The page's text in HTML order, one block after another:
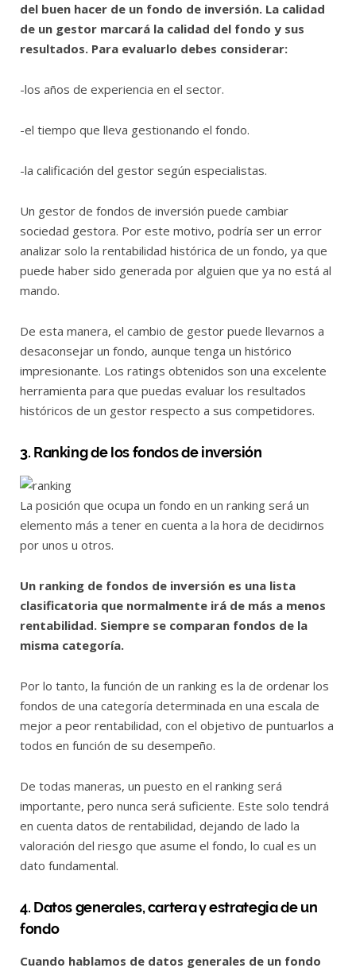
del buen hacer de un fondo de inversión. La calidad
de un gestor marcará la calidad del fondo y sus
resultados. Para evaluarlo debes considerar:
-los años de experiencia en el sector.
-el tiempo que lleva gestionando el fondo.
-la calificación del gestor según especialistas.
Un gestor de fondos de inversión puede cambiar
sociedad gestora. Por este motivo, podría ser un error
analizar solo la rentabilidad histórica de un fondo, ya que
puede haber sido generada por alguien que ya no está al
mando.
De esta manera, el cambio de gestor puede llevarnos a
desaconsejar un fondo, aunque tenga un histórico
impresionante. Los ratings obtenidos son una excelente
herramienta para que puedas evaluar los resultados
históricos de un gestor respecto a sus competidores.
3. Ranking de los fondos de inversión
La posición que ocupa un fondo en un ranking será un
elemento más a tener en cuenta a la hora de decidirnos
por unos u otros.
Un ranking de fondos de inversión es una lista
clasificatoria que normalmente irá de más a menos
rentabilidad. Siempre se comparan fondos de la
misma categoría.
Por lo tanto, la función de un ranking es la de ordenar los
fondos de una categoría determinada en una escala de
mejor a peor rentabilidad, con el objetivo de puntuarlos a
todos en función de su desempeño.
De todas maneras, un puesto en el ranking será
importante, pero nunca será suficiente. Este solo tendrá
en cuenta datos de rentabilidad, dejando de lado la
valoración del riesgo que asume el fondo, lo cual es un
dato fundamental.
4. Datos generales, cartera y estrategia de un
fondo
Cuando hablamos de datos generales de un fondo